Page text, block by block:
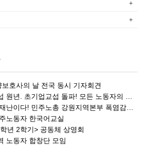
호사의 날 전국 동시 기자회견
섭 돌파! 모든 노동자의 노동기본권 쟁취! 민주노총 7.15 총파업대회
! 민주노총 강원지역본부 폭염감시단 선포 기자회견
노동자 한국어교실
년 2학기> 공동체 상영회
노동자 합창단 모임